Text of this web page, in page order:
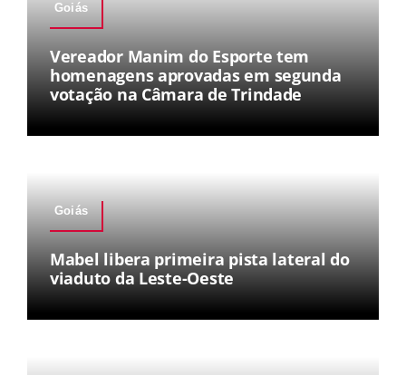
Goiás
Vereador Manim do Esporte tem
homenagens aprovadas em segunda
votação na Câmara de Trindade
Goiás
Mabel libera primeira pista lateral do
viaduto da Leste-Oeste